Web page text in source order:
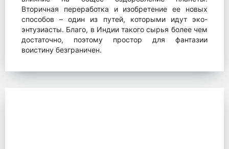
Вторичная переработка и изобретение ее новых
способов – один из путей, которыми идут эко-
энтузиасты. Благо, в Индии такого сырья более чем
достаточно, поэтому простор для фантазии
воистину безграничен.